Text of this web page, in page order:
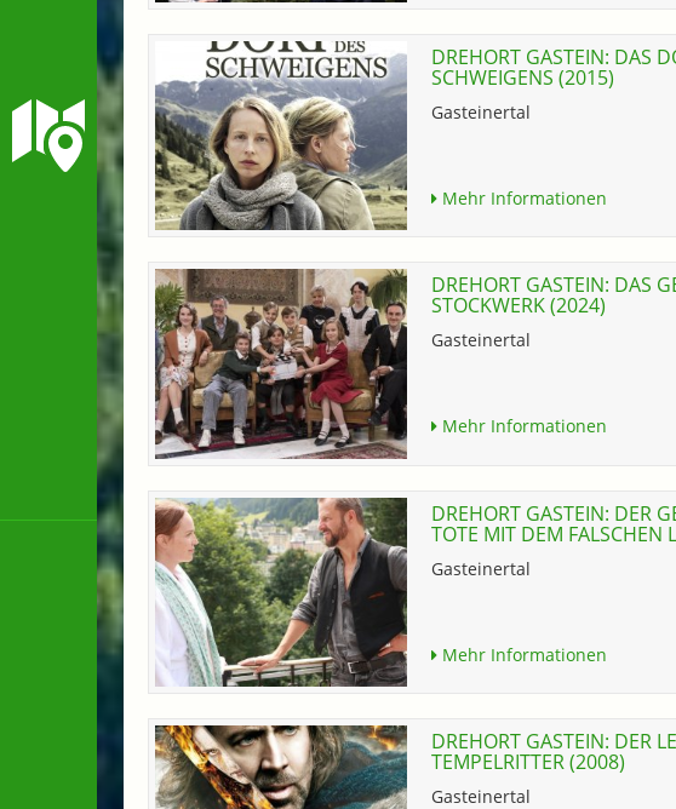
DREHORT GASTEIN: DAS
SCHWEIGENS (2015)
Gasteinertal
Mehr Informationen
DREHORT GASTEIN: DAS
STOCKWERK (2024)
Gasteinertal
Mehr Informationen
DREHORT GASTEIN: DER
TOTE MIT DEM FALSCHEN
Gasteinertal
Mehr Informationen
DREHORT GASTEIN: DER
TEMPELRITTER (2008)
Gasteinertal